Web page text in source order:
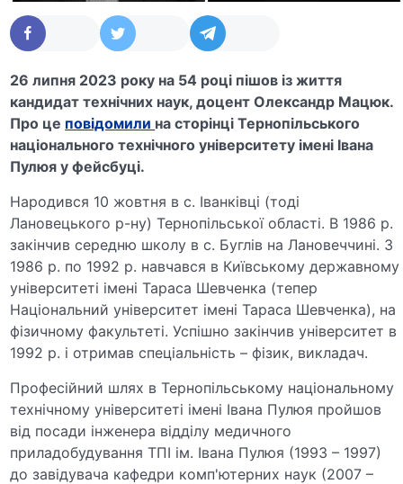
26 липня 2023 року на 54 році пішов із життя
кандидат технічних наук, доцент Олександр Мацюк.
Про це повідомили на сторінці Тернопільського
національного технічного університету імені Івана
Пулюя у фейсбуці.
Народився 10 жовтня в с. Іванківці (тоді
Лановецького р-ну) Тернопільської області. В 1986 р.
закінчив середню школу в с. Буглів на Лановеччині. З
1986 р. по 1992 р. навчався в Київському державному
університеті імені Тараса Шевченка (тепер
Національний університет імені Тараса Шевченка), на
фізичному факультеті. Успішно закінчив університет в
1992 р. і отримав спеціальність – фізик, викладач.
Професійний шлях в Тернопільському національному
технічному університеті імені Івана Пулюя пройшов
від посади інженера відділу медичного
приладобудування ТПІ ім. Івана Пулюя (1993 – 1997)
до завідувача кафедри комп'ютерних наук (2007 –